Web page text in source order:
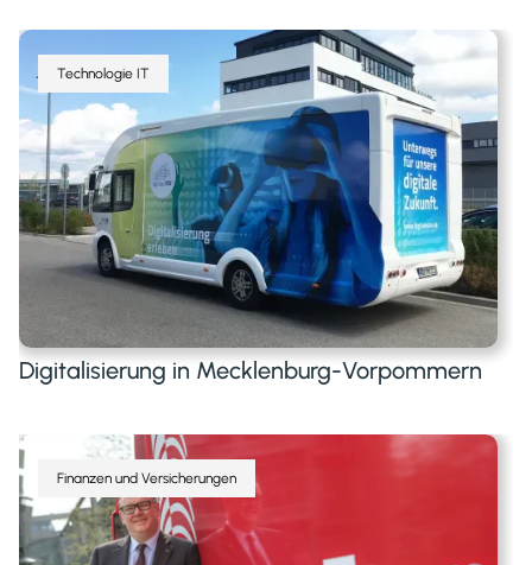
Digitalisierung in Mecklenburg-Vorpommern
Technologie IT
Finanzen und Versicherungen